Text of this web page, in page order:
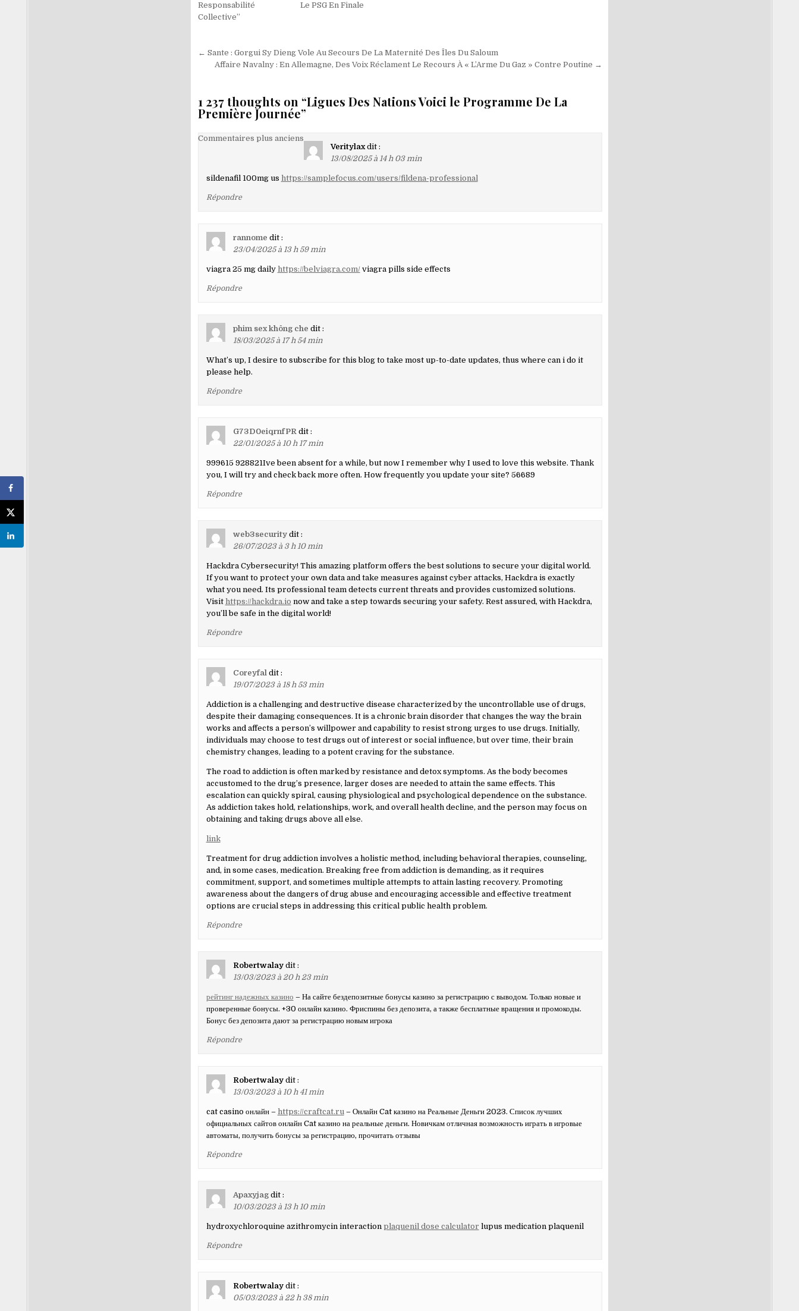
Responsabilité
Collective”
Le PSG En Finale
Navigation
de
← Sante : Gorgui Sy Dieng Vole Au Secours De La Maternité Des Îles Du Saloum
Affaire Navalny : En Allemagne, Des Voix Réclament Le Recours À « L’Arme Du Gaz » Contre Poutine →
1 237 thoughts on “Ligues Des Nations Voici le Programme De La
Première Journée”
Navigation
les
commentaires
Commentaires plus anciens
Veritylax dit :
13/08/2025 à 14 h 03 min
sildenafil 100mg us https://samplefocus.com/users/fildena-professional
Répondre
rannome dit :
23/04/2025 à 13 h 59 min
viagra 25 mg daily https://belviagra.com/viagra pills side effects
Répondre
phim sex không che dit :
18/03/2025 à 17 h 54 min
What’s up, I desire to subscribe for this blog to take most up-to-date updates, thus where can i do it
please help.
Répondre
G73D0eiqrnfPR dit :
22/01/2025 à 10 h 17 min
999615 928821Ive been absent for a while, but now I remember why I used to love this website. Thank
you, I will try and check back more often. How frequently you update your site? 56689
Répondre
web3security dit :
26/07/2023 à 3 h 10 min
Hackdra Cybersecurity! This amazing platform offers the best solutions to secure your digital world.
If you want to protect your own data and take measures against cyber attacks, Hackdra is exactly
what you need. Its professional team detects current threats and provides customized solutions.
Visit https://hackdra.io now and take a step towards securing your safety. Rest assured, with Hackdra,
you’ll be safe in the digital world!
Répondre
Coreyfal dit :
19/07/2023 à 18 h 53 min
Addiction is a challenging and destructive disease characterized by the uncontrollable use of drugs,
despite their damaging consequences. It is a chronic brain disorder that changes the way the brain
works and affects a person’s willpower and capability to resist strong urges to use drugs. Initially,
individuals may choose to test drugs out of interest or social influence, but over time, their brain
chemistry changes, leading to a potent craving for the substance.
The road to addiction is often marked by resistance and detox symptoms. As the body becomes
accustomed to the drug’s presence, larger doses are needed to attain the same effects. This
escalation can quickly spiral, causing physiological and psychological dependence on the substance.
As addiction takes hold, relationships, work, and overall health decline, and the person may focus on
obtaining and taking drugs above all else.
link
Treatment for drug addiction involves a holistic method, including behavioral therapies, counseling,
and, in some cases, medication. Breaking free from addiction is demanding, as it requires
commitment, support, and sometimes multiple attempts to attain lasting recovery. Promoting
awareness about the dangers of drug abuse and encouraging accessible and effective treatment
options are crucial steps in addressing this critical public health problem.
Répondre
Robertwalay dit :
13/03/2023 à 20 h 23 min
рейтинг надежных казино – На сайте бездепозитные бонусы казино за регистрацию с выводом. Только новые и
проверенные бонусы. +30 онлайн казино. Фриспины без депозита, а также бесплатные вращения и промокоды.
Бонус без депозита дают за регистрацию новым игрока
Répondre
Robertwalay dit :
13/03/2023 à 10 h 41 min
cat casino онлайн – https://craftcat.ru– Онлайн Cat казино на Реальные Деньги 2023. Список лучших
официальных сайтов онлайн Cat казино на реальные деньги. Новичкам отличная возможность играть в игровые
автоматы, получить бонусы за регистрацию, прочитать отзывы
Répondre
Apaxyjag dit :
10/03/2023 à 13 h 10 min
hydroxychloroquine azithromycin interaction plaquenil dose calculator lupus medication plaquenil
Répondre
Robertwalay dit :
05/03/2023 à 22 h 38 min